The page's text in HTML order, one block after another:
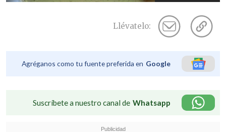
Llévatelo:
Agréganos como tu fuente preferida en Google
Suscríbete a nuestro canal de Whatsapp